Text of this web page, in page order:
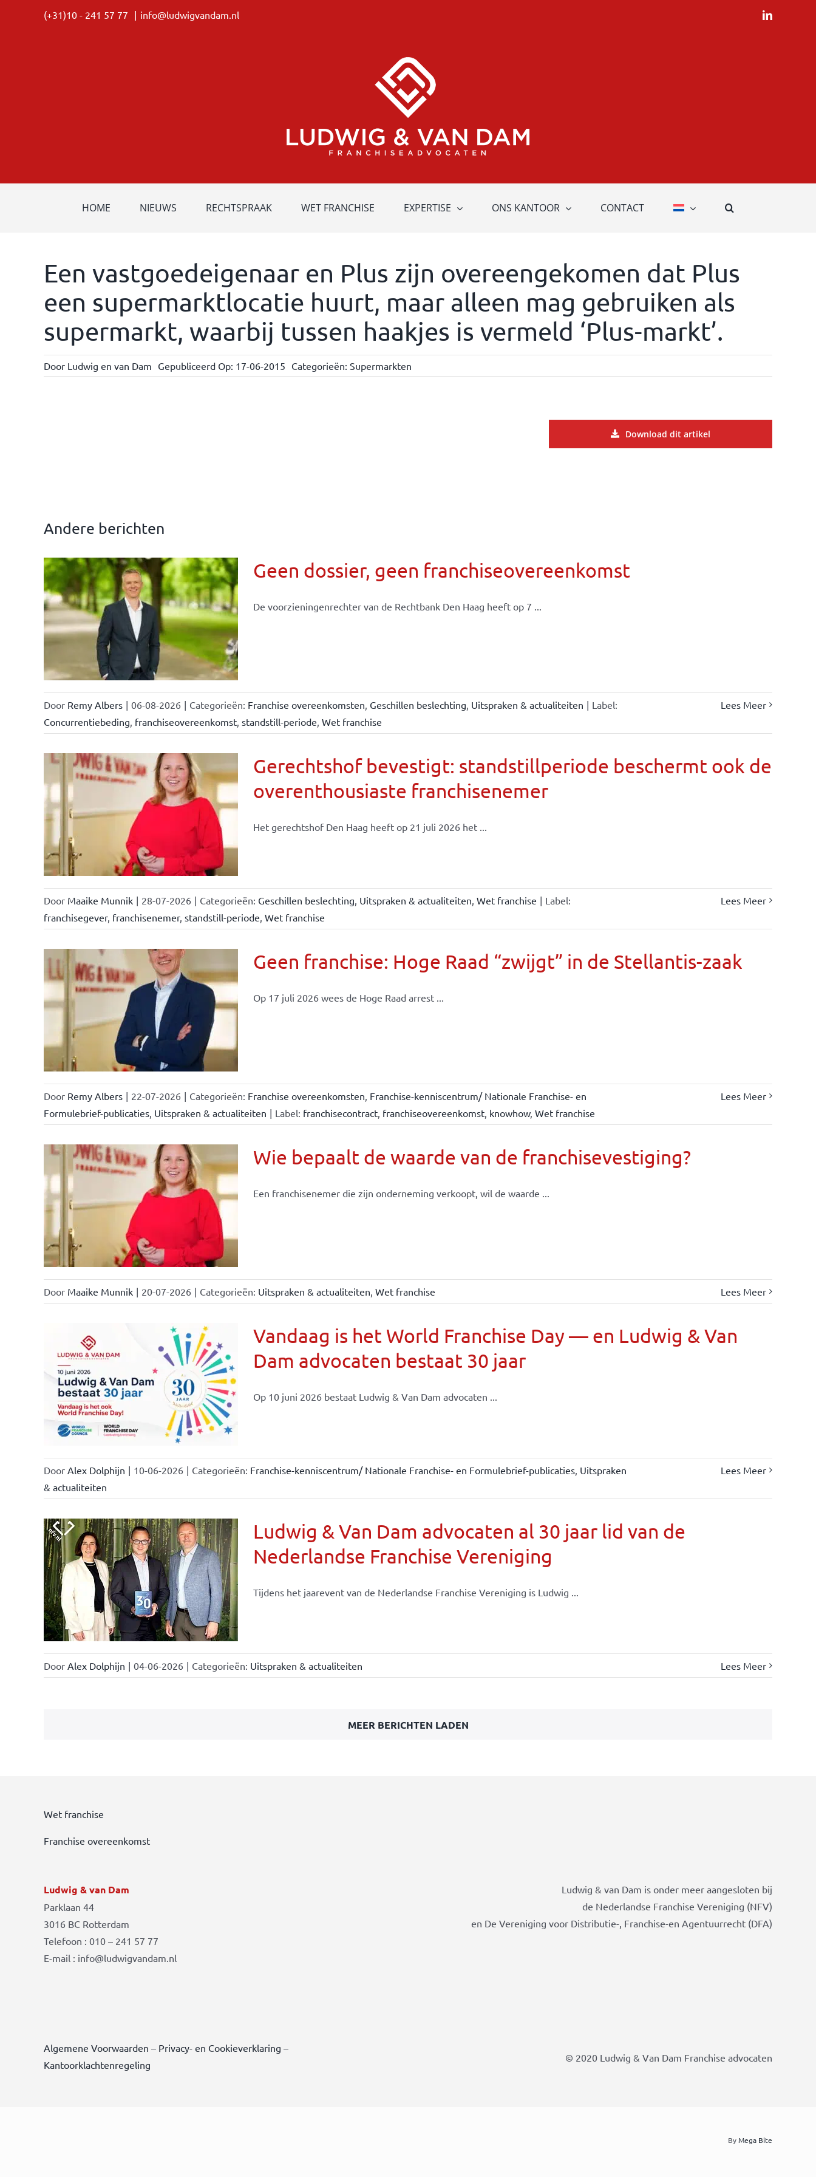
(+31)10 - 241 57 77 | info@ludwigvandam.nl LinkedIn
HOME NIEUWS RECHTSPRAAK WET FRANCHISE EXPERTISE ONS KANTOOR CONTACT
Een vastgoedeigenaar en Plus zijn overeengekomen dat Plus
een supermarktlocatie huurt, maar alleen mag gebruiken als
supermarkt, waarbij tussen haakjes is vermeld ‘Plus-markt’.
Door Ludwig en van Dam Gepubliceerd Op: 17-06-2015 Categorieën: Supermarkten
Download dit artikel
Andere berichten
Geen dossier, geen franchiseovereenkomst
De voorzieningenrechter van de Rechtbank Den Haag heeft op 7 ...
Door Remy Albers | 06-08-2026 | Categorieën: Franchise overeenkomsten Geschillen beslechting Uitspraken & actualiteiten | Label:
Concurrentiebeding franchiseovereenkomst, standstill-periode Wet franchise
Lees Meer
Gerechtshof bevestigt: standstillperiode beschermt ook de
overenthousiaste franchisenemer
Het gerechtshof Den Haag heeft op 21 juli 2026 het ...
Door Maaike Munnik | 28-07-2026 | Categorieën: Geschillen beslechting Uitspraken & actualiteiten Wet franchise | Label:
franchisegever, franchisenemer, standstill-periode Wet franchise
Lees Meer
Geen franchise: Hoge Raad “zwijgt” in de Stellantis-zaak
Op 17 juli 2026 wees de Hoge Raad arrest ...
Door Remy Albers | 22-07-2026 | Categorieën: Franchise overeenkomsten Franchise-kenniscentrum/ Nationale Franchise- en
Formulebrief-publicaties, Uitspraken & actualiteiten | Label: franchisecontract, franchiseovereenkomst, knowhow, Wet franchise
Lees Meer
Wie bepaalt de waarde van de franchisevestiging?
Een franchisenemer die zijn onderneming verkoopt, wil de waarde ...
Door Maaike Munnik | 20-07-2026 | Categorieën: Uitspraken & actualiteiten Wet franchise Lees Meer
Vandaag is het World Franchise Day — en Ludwig & Van
Dam advocaten bestaat 30 jaar
Op 10 juni 2026 bestaat Ludwig & Van Dam advocaten ...
Door Alex Dolphijn | 10-06-2026 | Categorieën: Franchise-kenniscentrum/ Nationale Franchise- en Formulebrief-publicaties, Uitspraken
& actualiteiten
Lees Meer
Ludwig & Van Dam advocaten al 30 jaar lid van de
Nederlandse Franchise Vereniging
Tijdens het jaarevent van de Nederlandse Franchise Vereniging is Ludwig ...
Door Alex Dolphijn | 04-06-2026 | Categorieën: Uitspraken & actualiteiten Lees Meer
MEER BERICHTEN LADEN
Wet franchise
Franchise overeenkomst
Ludwig & van Dam
Parklaan 44
3016 BC Rotterdam
Telefoon : 010 – 241 57 77
E-mail : info@ludwigvandam.nl
Ludwig & van Dam is onder meer aangesloten bij
de Nederlandse Franchise Vereniging (NFV)
en De Vereniging voor Distributie-, Franchise-en Agentuurrecht (DFA)
Algemene Voorwaarden – Privacy- en Cookieverklaring –
Kantoorklachtenregeling
© 2020 Ludwig & Van Dam Franchise advocaten
ByMega Bite